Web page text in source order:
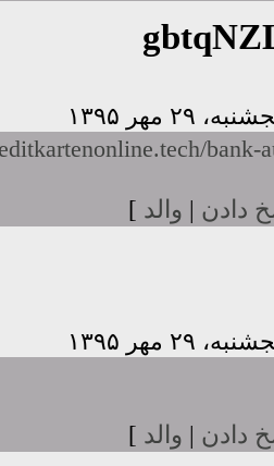
bank-
دادن | والد ]
دادن | والد ]